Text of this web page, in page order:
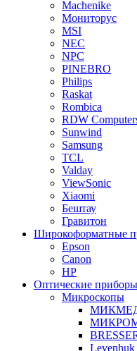
Machenike
Мониторус
MSI
NEC
NPC
PINEBRO
Philips
Raskat
Rombica
RDW
Sunwind
Samsung
TCL
Valday
ViewSonic
Xiaomi
Бештау
Гравитон
Широкоформатные
Epson
Canon
HP
Оптические приборы
Микроскопы
Levenhuk